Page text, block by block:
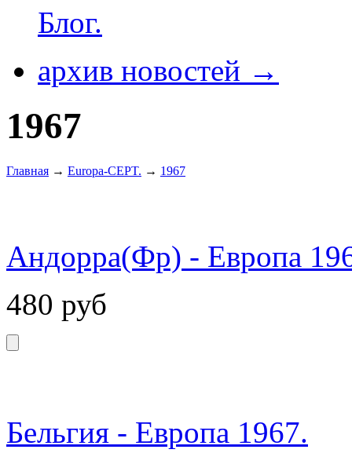
Блог.
архив новостей →
1967
Главная → Europa-CEPT. → 1967
Андорра(Фр) - Европа
480 руб
Бельгия - Европа 1967.